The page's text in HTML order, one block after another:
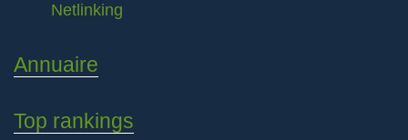
Netlinking
Annuaire
Top rankings